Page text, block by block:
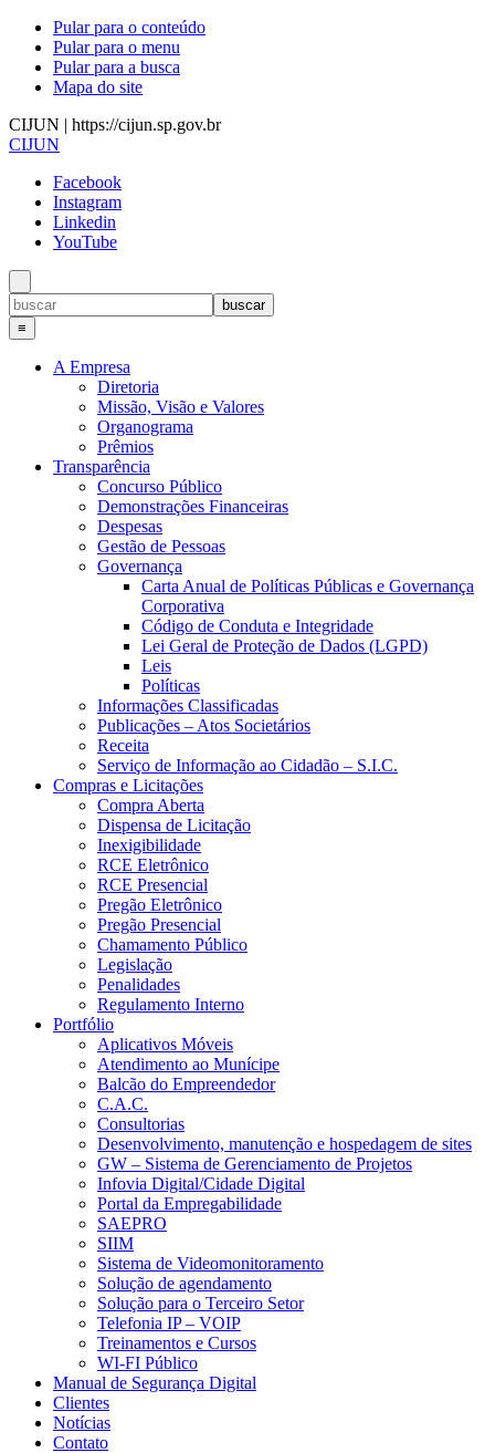
Pular para o conteúdo
Pular para o menu
Pular para a busca
Mapa do site
CIJUN | https://cijun.sp.gov.br
CIJUN
Facebook
Instagram
Linkedin
YouTube
≡
A Empresa
Diretoria
Missão, Visão e Valores
Organograma
Prêmios
Transparência
Concurso Público
Demonstrações Financeiras
Despesas
Gestão de Pessoas
Governança
Carta Anual de Políticas Públicas e Governança
Corporativa
Código de Conduta e Integridade
Lei Geral de Proteção de Dados (LGPD)
Leis
Políticas
Informações Classificadas
Publicações – Atos Societários
Receita
Serviço de Informação ao Cidadão – S.I.C.
Compras e Licitações
Compra Aberta
Dispensa de Licitação
Inexigibilidade
RCE Eletrônico
RCE Presencial
Pregão Eletrônico
Pregão Presencial
Chamamento Público
Legislação
Penalidades
Regulamento Interno
Portfólio
Aplicativos Móveis
Atendimento ao Munícipe
Balcão do Empreendedor
C.A.C.
Consultorias
Desenvolvimento, manutenção e hospedagem de sites
GW – Sistema de Gerenciamento de Projetos
Infovia Digital/Cidade Digital
Portal da Empregabilidade
SAEPRO
SIIM
Sistema de Videomonitoramento
Solução de agendamento
Solução para o Terceiro Setor
Telefonia IP – VOIP
Treinamentos e Cursos
WI-FI Público
Manual de Segurança Digital
Clientes
Notícias
Contato